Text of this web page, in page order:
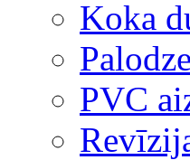
Koka
PVC